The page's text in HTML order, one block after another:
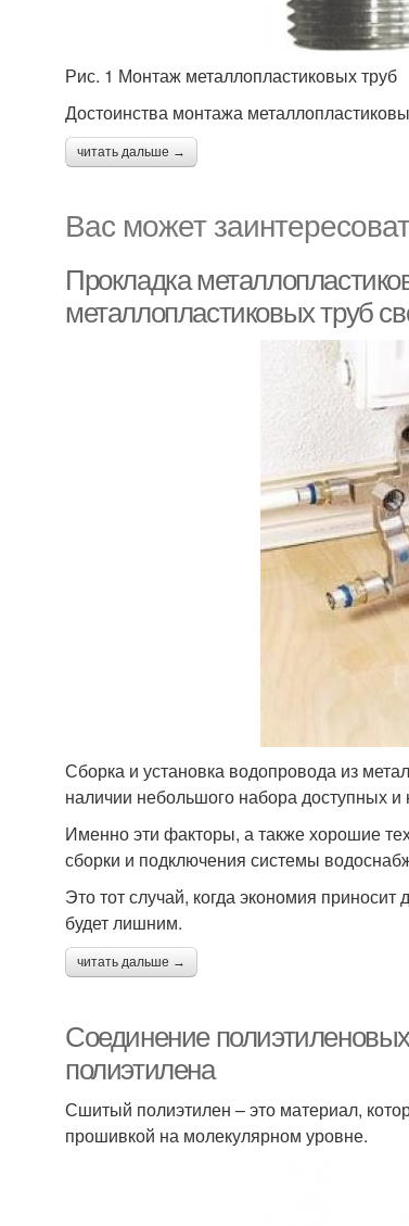
Рис. 1 Монтаж металлопластиковых труб
Достоинства монтажа
читать дальше →
Вас может
Прокладка
металлопластиковых труб
Сборка и установка водопровода из
наличии небольшого набора доступных и
Именно эти факторы, а также хорошие
сборки и подключения системы
Это тот случай, когда экономия
будет лишним.
читать дальше →
Соединение
полиэтилена
Сшитый полиэтилен – это материал,
прошивкой на молекулярном уровне.